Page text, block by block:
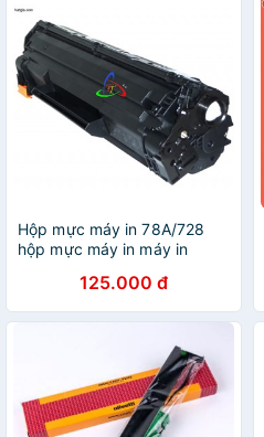
Hộp mực máy in 78A/728
hộp mực máy in máy in
P1606DN125.000 đ